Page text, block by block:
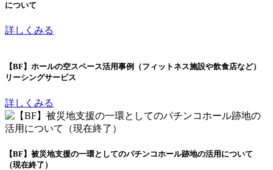
について
詳しくみる
【BF】ホールの空スペース活用事例（フィットネス施設や飲食店など）
リーシングサービス
詳しくみる
【BF】被災地支援の一環としてのパチンコホール跡地の活用について
（現在終了）